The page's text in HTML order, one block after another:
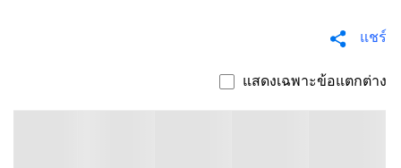
แชร์
แสดงเฉพาะข้อแตกต่าง